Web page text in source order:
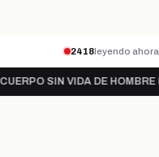
2418leyendo ahora
VIDA DE HOMBRE